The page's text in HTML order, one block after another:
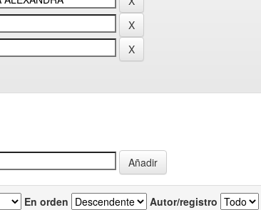
En orden Autor/registro